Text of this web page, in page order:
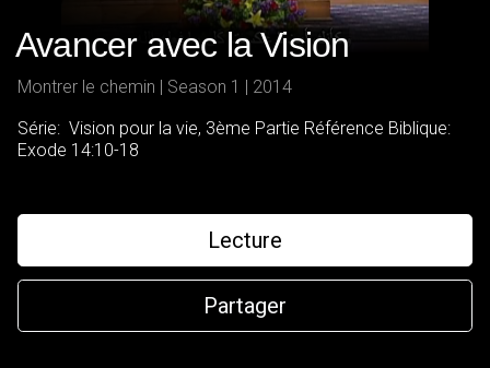
Avancer avec la Vision
Montrer le chemin | Season 1 | 2014
Série: Vision pour la vie, 3ème Partie Référence Biblique:
Exode 14:10-18
Lecture
Partager